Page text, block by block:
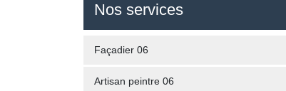
Nos services
Façadier 06
Artisan peintre 06